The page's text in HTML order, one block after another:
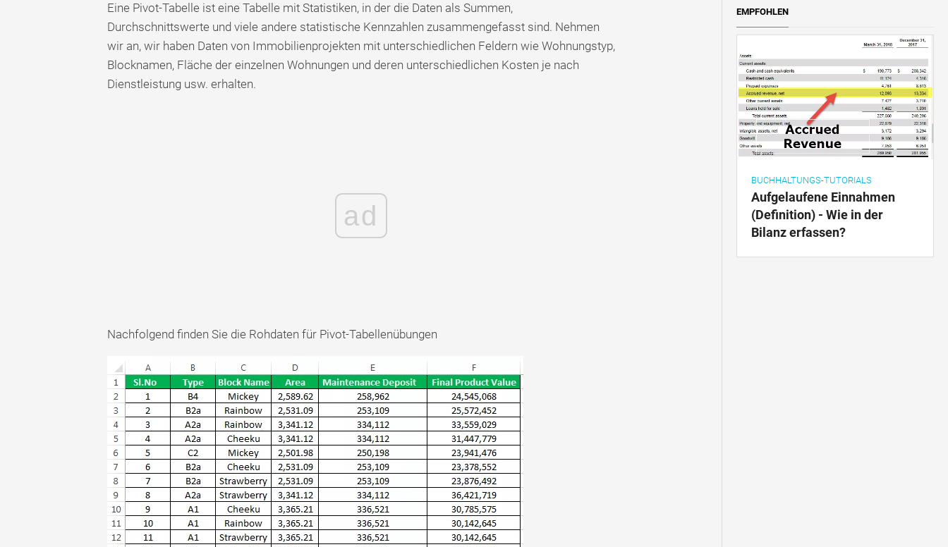
Eine Pivot-Tabelle ist eine Tabelle mit Statistiken, in der die Daten als Summen,
Durchschnittswerte und viele andere statistische Kennzahlen zusammengefasst sind. Nehmen
wir an, wir haben Daten von Immobilienprojekten mit unterschiedlichen Feldern wie Wohnungstyp,
Blocknamen, Fläche der einzelnen Wohnungen und deren unterschiedlichen Kosten je nach
Dienstleistung usw. erhalten.
ad
Nachfolgend finden Sie die Rohdaten für Pivot-Tabellenübungen
EMPFOHLEN
BUCHHALTUNGS-TUTORIALS
Aufgelaufene Einnahmen
(Definition) - Wie in der
Bilanz erfassen?